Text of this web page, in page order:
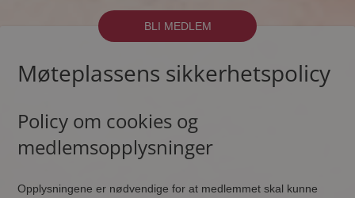
BLI MEDLEM
Møteplassens sikkerhetspolicy
Policy om cookies og
medlemsopplysninger
Opplysningene er nødvendige for at medlemmet skal kunne